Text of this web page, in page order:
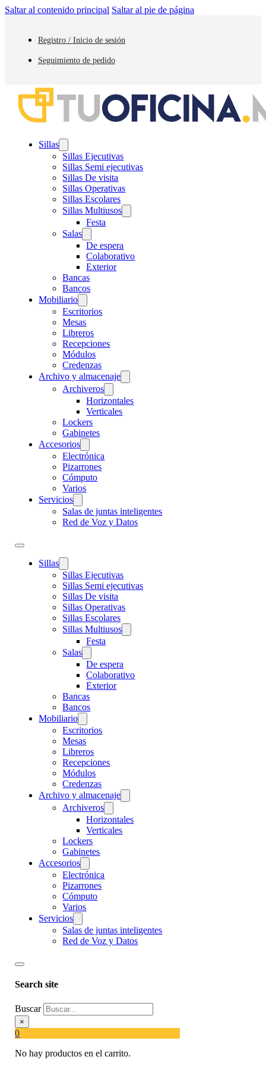
Saltar al contenido principal Saltar al pie de página
Registro / Inicio de sesión
Seguimiento de pedido
Sillas
Sillas Ejecutivas
Sillas Semi ejecutivas
Sillas De visita
Sillas Operativas
Sillas Escolares
Sillas Multiusos
Festa
Salas
De espera
Colaborativo
Exterior
Bancas
Bancos
Mobiliario
Escritorios
Mesas
Libreros
Recepciones
Módulos
Credenzas
Archivo y almacenaje
Archiveros
Horizontales
Verticales
Lockers
Gabinetes
Accesorios
Electrónica
Pizarrones
Cómputo
Varios
Servicios
Salas de juntas inteligentes
Red de Voz y Datos
Sillas
Sillas Ejecutivas
Sillas Semi ejecutivas
Sillas De visita
Sillas Operativas
Sillas Escolares
Sillas Multiusos
Festa
Salas
De espera
Colaborativo
Exterior
Bancas
Bancos
Mobiliario
Escritorios
Mesas
Libreros
Recepciones
Módulos
Credenzas
Archivo y almacenaje
Archiveros
Horizontales
Verticales
Lockers
Gabinetes
Accesorios
Electrónica
Pizarrones
Cómputo
Varios
Servicios
Salas de juntas inteligentes
Red de Voz y Datos
Search site
Buscar
×
0
No hay productos en el carrito.